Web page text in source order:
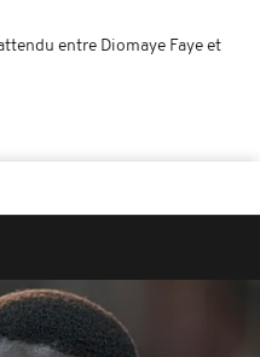
entre Diomaye Faye et